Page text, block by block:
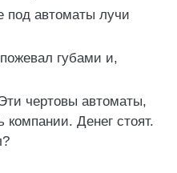
под автоматы лучи
губами и,
чертовы автоматы,
компании. Денег стоят.